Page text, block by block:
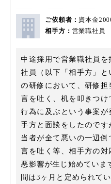
ご依頼者： 資本金
相手方： 営業職社員
中途採用で営業職社員
社員（以下「相手方」と
の研修において、研修
言を吐く、机を叩きつ
行為に及ぶという事案
手方と面談をしたので
当者が全て悪いの一辺
言を吐く等、相手方の
悪影響が生じ始めていま
間は3ヶ月と定められて